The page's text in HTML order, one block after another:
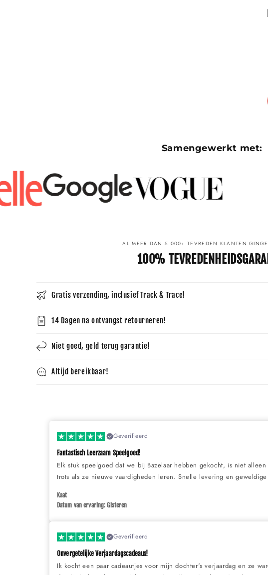
Samengewerkt met:
AL MEER DAN 5.000+ TEVREDEN KLANTEN
100%
Gratis verzending, inclusief Track & Trace!
14 Dagen na ontvangst retourneren!
Niet goed, geld terug garantie!
Altijd bereikbaar!
Geverifieerd
Fantastisch Leerzaam Speelgoed!
Elk stuk speelgoed dat we bij Bazelaar hebben gekocht, is niet
trots als ze nieuwe vaardigheden leren. Snelle levering en
Kaat
Datum van ervaring: Gisteren
Geverifieerd
Onvergetelijke Verjaardagscadeaus!
Ik kocht een paar cadeautjes voor mijn dochter's verjaardag en ze